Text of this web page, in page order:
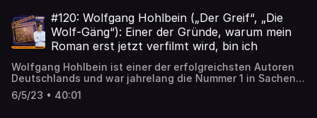
touristischen Filmbilder an, außerdem hat sie ihre
spannendsten und aufregendsten Erlebnisse aus der Welt
des Filmtourismus in dem Buch "Szene für Szene die Welt
entdecken: Mit der bekanntesten Filmtourismus auf
Reisen" zusammengefasst. In der neuen Folge der
"Cinema Shortcuts" spricht sie mit Oliver Noelle darüber,
welchen Einfluss Filme auf unser Reiseverhalten haben
können, wohin sich eine filmtouristische Reise lohnt und
#120: Wolfgang Hohlbein („Der Greif“, „Die
Wolf-Gäng“): Einer der Gründe, warum mein
Roman erst jetzt verfilmt wird, bin ich
Wolfgang Hohlbein ist einer der erfolgreichsten Autoren
Deutschlands und war jahrelang die Nummer 1 in Sachen
deutschen Phantastik-Büchern - nicht aus seinem
eigenen Verdienst heraus, sagt er, sondern weil es
6/5/23 • 40:01